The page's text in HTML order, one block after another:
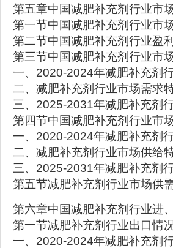
第五章中国减肥补充剂行业市
第一节中国减肥补充剂行业市
第二节中国减肥补充剂行业盈
第三节中国减肥补充剂行业市
一、2020-2024年减肥补充剂
二、减肥补充剂行业市场需求
三、2025-2031年减肥补充剂
第四节中国减肥补充剂行业市
一、2020-2024年减肥补充剂
二、减肥补充剂行业市场供给
三、2025-2031年减肥补充剂
第五节减肥补充剂行业市场供
第六章中国减肥补充剂行业进
第一节减肥补充剂行业出口情
一、2020-2024年减肥补充剂